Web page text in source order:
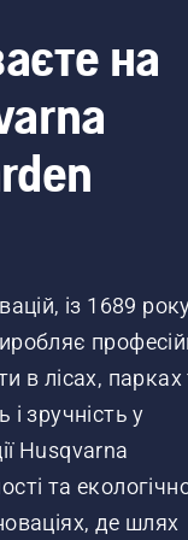
на
із 1689
в лісах, парках
зручність у
Husqvarna
та
де шлях